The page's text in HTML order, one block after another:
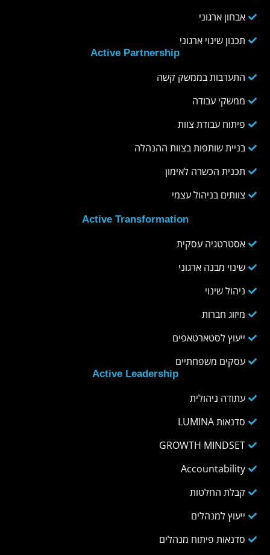
אבחון ארגוני
תכנון שינוי ארגוני
Active Partnership
התערבות בממשק קשה
ממשקי עבודה
פיתוח עבודת צוות
בניית שותפות בצוות ההנהלה
תכנית הכשרה לאימון
צוותים בניהול עצמי
Active Transformation
אסטרטגיה עסקית
שינוי מבנה ארגוני
ניהול שינוי
מיזוג חברות
ייעוץ לסטארטאפים
עסקים משפחתיים
Active Leadership
עתודה ניהולית
סדנאות LUMINA
GROWTH MINDSET
Accountability
קבלת החלטות
ייעוץ למנהלים
סדנאות פיתוח מנהלים